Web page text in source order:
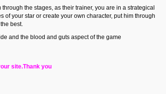
the stages, as their trainer, you are in a strategical
your star or create your own character, put him through
best.
and the blood and guts aspect of the game
site.Thank you